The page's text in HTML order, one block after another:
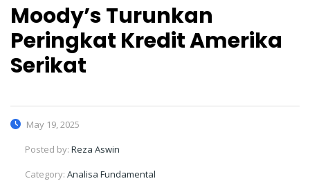
Moody’s Turunkan
Peringkat Kredit Amerika
Serikat
May 19, 2025
Posted by: Reza Aswin
Category: Analisa Fundamental